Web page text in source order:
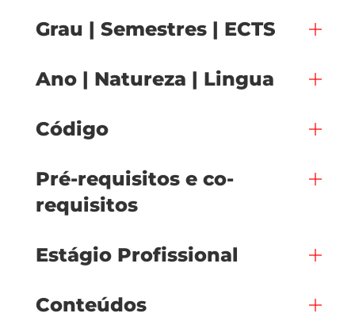
Grau | Semestres | ECTS
Ano | Natureza | Lingua
Código
Pré-requisitos e co-
requisitos
Estágio Profissional
Conteúdos